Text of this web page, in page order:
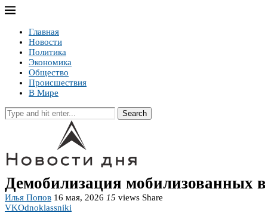
Главная
Новости
Политика
Экономика
Общество
Происшествия
В Мире
Search
Демобилизация мобилизованных
Илья Попов 16 мая, 2026 15 views Share
VKOdnoklassniki